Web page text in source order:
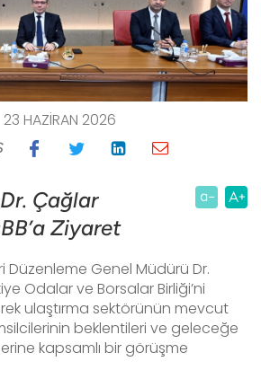
23 HAZIRAN 2026
Çağlar
Ziyaret
Düzenleme Genel Müdürü Dr.
Odalar ve Borsalar Birliği’ni
ulaştırma sektörünün mevcut
beklentileri ve geleceğe
kapsamlı bir görüşme